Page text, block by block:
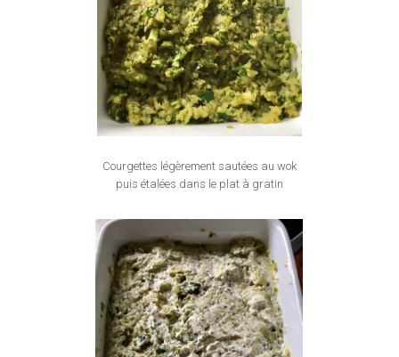
Courgettes légèrement sautées au wok
puis étalées dans le plat à gratin